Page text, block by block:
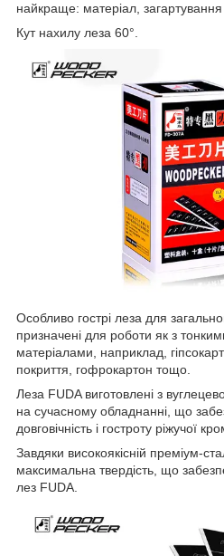
найкраще: матеріал,
Кут нахилу леза 60°.
Особливо гострі леза для
призначені для роботи як з
матеріалами, наприклад,
покриття, гофрокартон тощо.
Леза FUDA виготовлені з
на сучасному обладнанні, що
довговічність і гостроту ріжучої
Завдяки високоякісній преміум-
максимальна твердість, що
лез FUDA.